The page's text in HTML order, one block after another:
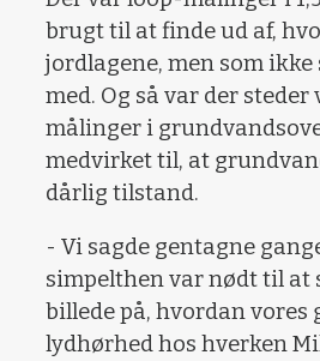
brugt til at finde ud af,
jordlagene, men som
med. Og så var der
målinger i
medvirket til, at
dårlig tilstand.
- Vi sagde gentagne
simpelthen var nødt til at
billede på, hvordan vores
lydhørhed hos hverken